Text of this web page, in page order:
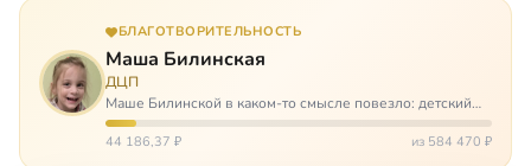
БЛАГОТВОРИТЕЛЬНОСТЬ
Маша Билинская
ДЦП
Маше Билинской в каком-то смысле повезло: детский
церебральный паралич зацепил её не очень сильно. Но
всё-таки есть диагноз и есть немалые проблемы – Маша
44 186,37 ₽ из 584 470 ₽